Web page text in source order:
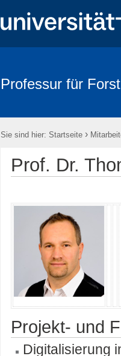
Professur für
Sie sind hier: Startseite ›
Prof. Dr.
Projekt- und
Digitalisierung